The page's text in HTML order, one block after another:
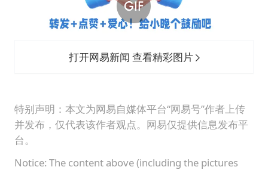
打开网易新闻 查看精彩图片
特别声明：本文为网易自媒体平台“网易号”作者上传
并发布，仅代表该作者观点。网易仅提供信息发布平
台。
Notice: The content above (including the pictures